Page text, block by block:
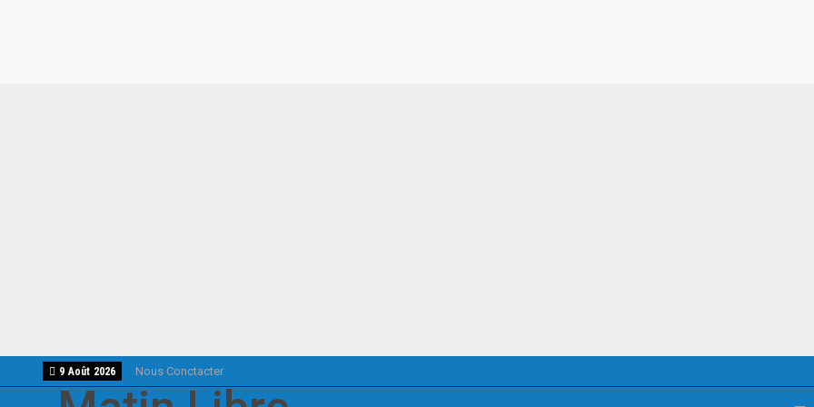
9 Août 2026 Nous Conctacter